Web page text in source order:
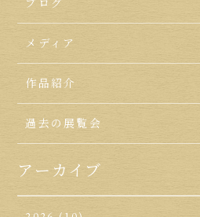
ブログ
メディア
作品紹介
過去の展覧会
アーカイブ